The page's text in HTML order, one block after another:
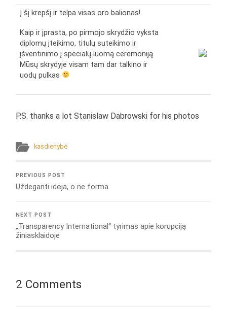
Į šį krepšį ir telpa visas oro balionas!
Kaip ir įprasta, po pirmojo skrydžio vyksta
diplomų įteikimo, titulų suteikimo ir
įšventinimo į specialų luomą ceremoniją.
Mūsų skrydyje visam tam dar talkino ir
uodų pulkas
P.S. thanks a lot Stanislaw Dabrowski for his photos
kasdienybė
PREVIOUS POST
Uždeganti idėja, o ne forma
NEXT POST
„Transparency International“ tyrimas apie korupciją
žiniasklaidoje
2 Comments